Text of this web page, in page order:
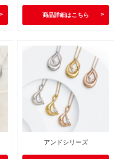
商品詳細はこちら
アンドシリーズ